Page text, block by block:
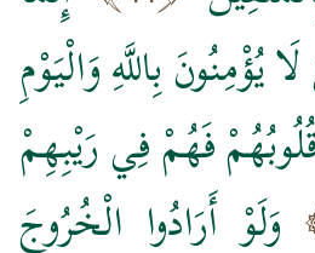
يُؤْمِنُونَ بِاللَّهِ وَالْيَوْمِ
فَهُمْ فِي رَيْبِهِمْ
وَلَوْ أَرَادُوا الْخُرُوجَ